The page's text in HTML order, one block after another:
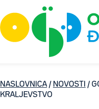
NASLOVNICA / NOVOSTI /
KRALJEVSTVO